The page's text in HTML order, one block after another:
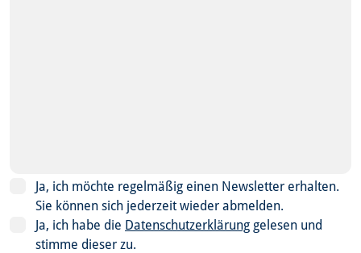
Ja, ich möchte regelmäßig einen Newsletter erhalten.
Sie können sich jederzeit wieder abmelden.
Ja, ich habe die Datenschutzerklärung gelesen und
stimme dieser zu.